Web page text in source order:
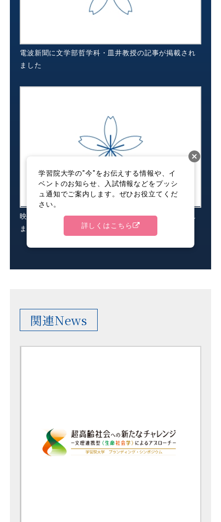
電波新聞に文学部哲学科・皿井教授の記事が掲載され
ました
映像新聞に文学部哲学科・皿井教授の記事が掲載され
ました
関連News
学習院大学の"今"をお伝えする情報や、イ
ベントのお知らせ、入試情報などをプッシ
ュ通知でご案内します。ぜひお役立てくだ
さい。
詳しくはこちら